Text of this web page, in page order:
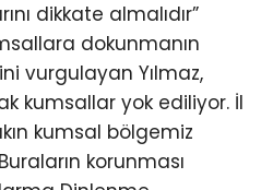
dikkate almalıdır”
dokunmanın
vurgulayan Yılmaz,
kumsallar yok ediliyor. İl
kumsal bölgemiz
korunması